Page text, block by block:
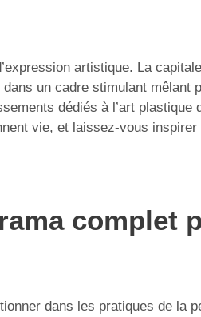
artistique. La
un cadre stimulant mêlant
dédiés à l’art
vie, et laissez-vous
complet
dans les pratiques de la